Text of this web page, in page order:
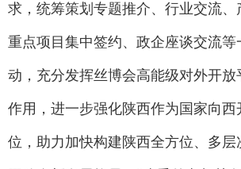
求，统筹策划专题推介、行业交流、
重点项目集中签约、政企座谈交流等
动，充分发挥丝博会高能级对外开放
作用，进一步强化陕西作为国家向
位，助力加快构建陕西全方位、多